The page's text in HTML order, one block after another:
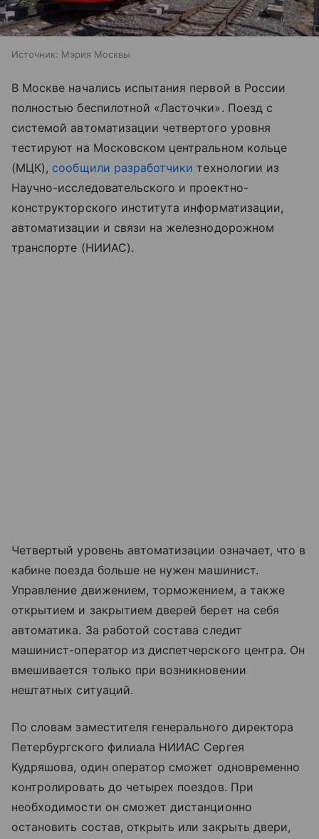
Источник: Мэрия Москвы
В Москве начались испытания первой в России
полностью беспилотной «Ласточки». Поезд с
системой автоматизации четвертого уровня
тестируют на Московском центральном кольце
(МЦК), сообщили разработчики технологии из
Научно-исследовательского и проектно-
конструкторского института информатизации,
автоматизации и связи на железнодорожном
транспорте (НИИАС).
Четвертый уровень автоматизации означает, что в
кабине поезда больше не нужен машинист.
Управление движением, торможением, а также
открытием и закрытием дверей берет на себя
автоматика. За работой состава следит
машинист-оператор из диспетчерского центра. Он
вмешивается только при возникновении
нештатных ситуаций.
По словам заместителя генерального директора
Петербургского филиала НИИАС Сергея
Кудряшова, один оператор сможет одновременно
контролировать до четырех поездов. При
необходимости он сможет дистанционно
остановить состав, открыть или закрыть двери,